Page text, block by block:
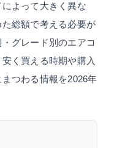
よって大きく異な
総額で考える必要が
グレード別のエアコ
く買える時期や購入
つわる情報を2026年